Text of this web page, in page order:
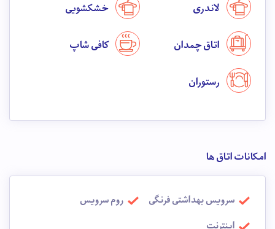
لاندری خشکشویی
اتاق چمدان کافی شاپ
رستوران
امکانات اتاق ها
سرویس بهداشتی فرنگی
روم سرویس
اینترنت